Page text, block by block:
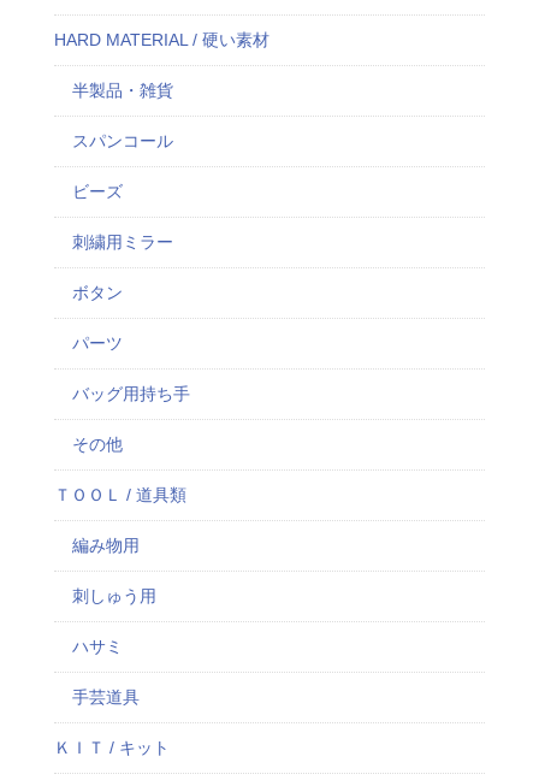
HARD MATERIAL / 硬い素材
半製品・雑貨
スパンコール
ビーズ
刺繍用ミラー
ボタン
パーツ
バッグ用持ち手
その他
ＴＯＯＬ / 道具類
編み物用
刺しゅう用
ハサミ
手芸道具
ＫＩＴ / キット